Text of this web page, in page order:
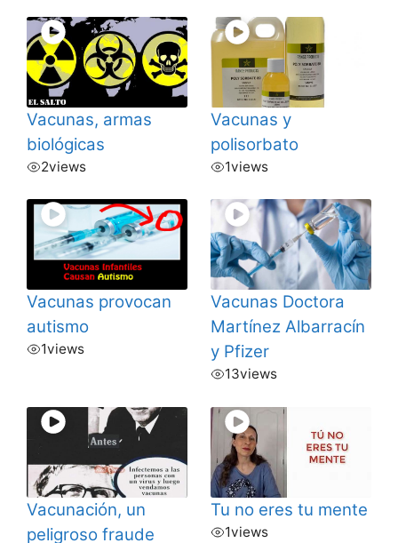
Vacunas, armas
biológicas
2views
Vacunas y
polisorbato
1views
Vacunas provocan
autismo
1views
Vacunas Doctora
Martínez Albarracín
y Pfizer
13views
Vacunación, un
peligroso fraude
Tu no eres tu mente
1views